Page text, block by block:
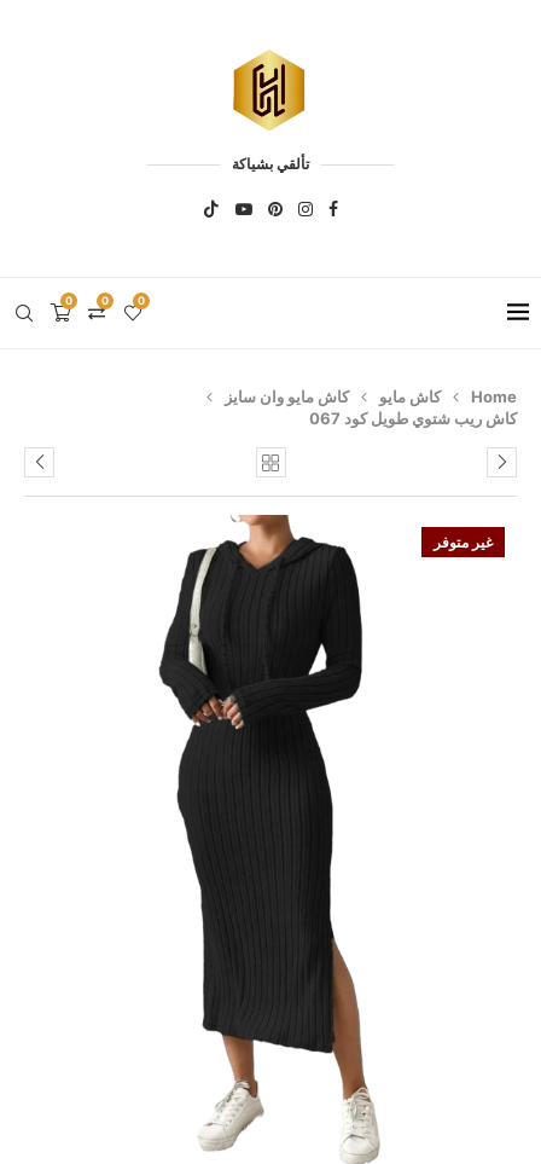
تألقي بشياكة
0 0 0
Home كاش مايو
كاش مايو وان سايز
كاش ريب شتوي طويل كود 067
غير متوفر